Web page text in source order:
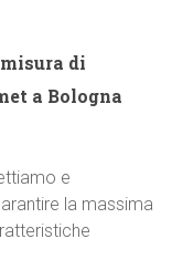
di
a Bologna
e
la massima